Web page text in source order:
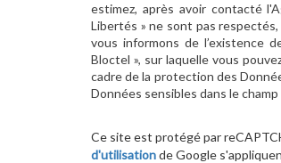
estimez, après avoir contacté
Libertés » ne sont pas
vous informons de l’existence
Bloctel », sur laquelle vous
cadre de la protection des
Données sensibles dans le
Ce site est protégé par
d'utilisationde Google